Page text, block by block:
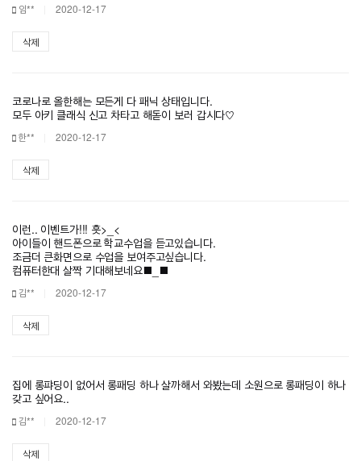
임** 2020-12-17
삭제
코로나로 올한해는 모든게 다 패닉 상태입니다.
모두 아키 클래식 신고 차타고 해돋이 보러 갑시다♡
한** 2020-12-17
삭제
이런.. 이벤트가!!! 흣>_<
아이들이 핸드폰으로 학교수업을 듣고있습니다.
조금더 큰화면으로 수업을 보여주고싶습니다.
컴퓨터한대 살짝 기대해보네요■_■
김** 2020-12-17
삭제
집에 롱퍄딩이 없어서 롱패딩 하나 살까해서 와봤는데 소원으로 롱패딩이 하나
갖고 싶어요..
김** 2020-12-17
삭제